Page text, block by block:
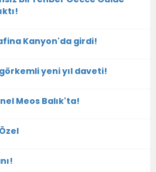
Kanyon'da girdi!
yeni yıl daveti!
Meos Balık'ta!